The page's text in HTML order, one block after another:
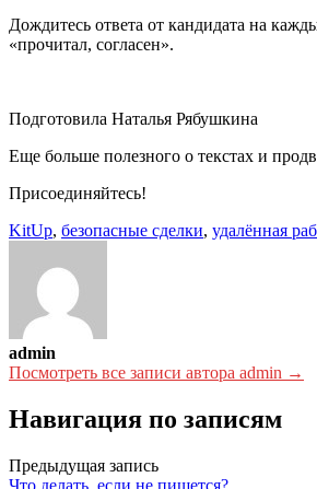
Дождитесь ответа от кандидата на
«прочитал, согласен».
Подготовила Наталья Рябушкина
Еще больше полезного о текстах и
Присоединяйтесь!
KitUp, безопасные сделки, удалённая
admin
Посмотреть все записи автора admin →
Навигация по записям
Предыдущая запись
Что делать, если не пишется?